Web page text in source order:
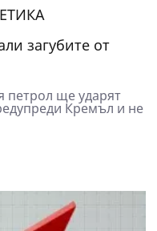
загубите от
петрол ще ударят
Кремъл и не